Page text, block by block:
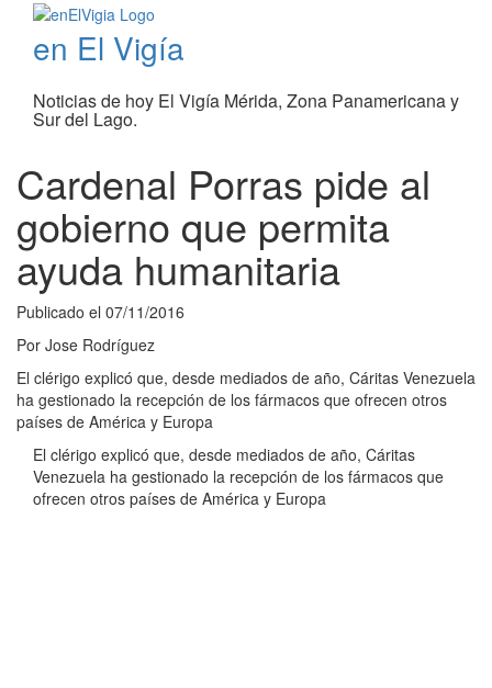
en El Vigía
Noticias de hoy El Vigía Mérida, Zona Panamericana y
Sur del Lago.
Cardenal Porras pide al
gobierno que permita
ayuda humanitaria
Publicado el 07/11/2016
Por Jose Rodríguez
El clérigo explicó que, desde mediados de año, Cáritas Venezuela
ha gestionado la recepción de los fármacos que ofrecen otros
países de América y Europa
El clérigo explicó que, desde mediados de año, Cáritas
Venezuela ha gestionado la recepción de los fármacos que
ofrecen otros países de América y Europa